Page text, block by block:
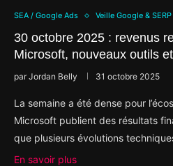
SEA / Google Ads Veille Google & SERP
30 octobre 2025 : revenus
Microsoft, nouveaux outils
parJordan Belly 31 octobre 2025
La semaine a été dense pour
Microsoft publient des résultats
que plusieurs évolutions
En savoir plus